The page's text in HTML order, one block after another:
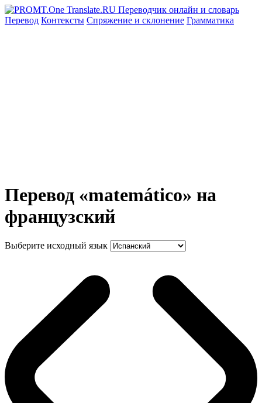
Перевод Контексты Спряжение и склонение Грамматика
Перевод «matemático» на
французский
Выберите исходный язык